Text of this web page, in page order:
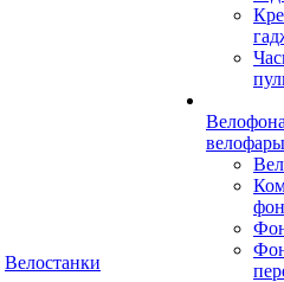
Велостанки
велофары